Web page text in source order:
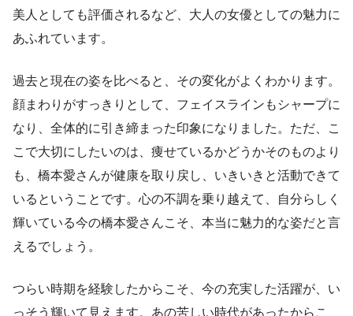
美人としても評価されるなど、大人の女優としての魅力に
あふれています。
過去と現在の姿を比べると、その変化がよくわかります。
顔まわりがすっきりとして、フェイスラインもシャープに
なり、全体的に引き締まった印象になりました。ただ、こ
こで大切にしたいのは、痩せているかどうかそのものより
も、橋本愛さんが健康を取り戻し、いきいきと活動できて
いるということです。心の不調を乗り越えて、自分らしく
輝いている今の橋本愛さんこそ、本当に魅力的な姿だと言
えるでしょう。
つらい時期を経験したからこそ、今の充実した活躍が、い
っそう輝いて見えます。あの苦しい時代があったからこ